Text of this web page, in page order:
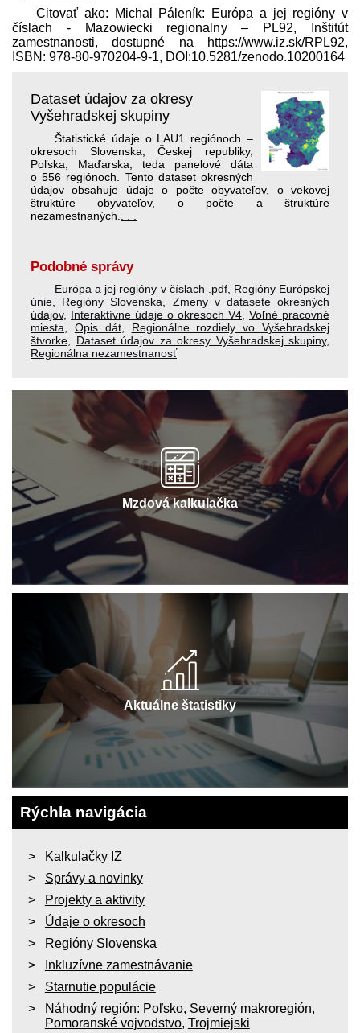
Citovať ako: Michal Páleník: Európa a jej regióny v
číslach - Mazowiecki regionalny – PL92, Inštitút
zamestnanosti, dostupné na https://www.iz.sk/​RPL92,
ISBN: 978-80-970204-9-1, DOI:10.5281/zenodo.10200164
Dataset údajov za okresy
Vyšehradskej skupiny
Štatistické údaje o LAU1 regiónoch –
okresoch Slovenska, Českej republiky,
Poľska, Maďarska, teda panelové dáta
o 556 regiónoch. Tento dataset okresných
údajov obsahuje údaje o počte obyvateľov, o vekovej
štruktúre obyvateľov, o počte a štruktúre
nezamestnaných.. . .
Podobné správy
Európa a jej regióny v číslach .pdf, Regióny Európskej
únie, Regióny Slovenska, Zmeny v datasete okresných
údajov, Interaktívne údaje o okresoch V4, Voľné pracovné
miesta, Opis dát, Regionálne rozdiely vo Vyšehradskej
štvorke, Dataset údajov za okresy Vyšehradskej skupiny,
Regionálna nezamestnanosť
Mzdová kalkulačka
Aktuálne štatistiky
Rýchla navigácia
Kalkulačky IZ
Správy a novinky
Projekty a aktivity
Údaje o okresoch
Regióny Slovenska
Inkluzívne zamestnávanie
Starnutie populácie
Náhodný región: Poľsko, Severný makroregión,
Pomoranské vojvodstvo, Trojmiejski